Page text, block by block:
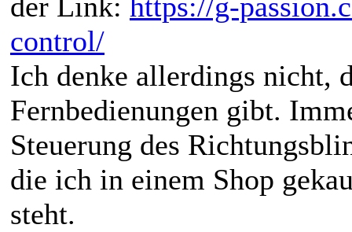
control/
Ich denke allerdings nicht,
Fernbedienungen gibt.
Steuerung des
die ich in einem Shop
steht.